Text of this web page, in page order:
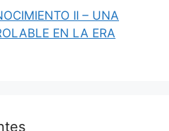
II – UNA
EN LA ERA